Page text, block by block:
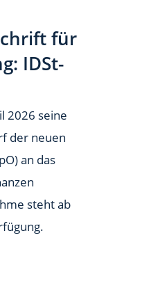
für
IDSt-
2026 seine
der neuen
an das
steht ab